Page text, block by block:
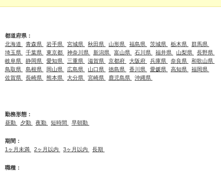
都道府県：
北海道
青森県 岩手県 宮城県 秋田県 山形県 福島県 茨城県 栃木県
群馬県
埼玉県
千葉県 東京都 神奈川県 新潟県 富山県 石川県 福井県 山梨県
長野県
岐阜県
静岡県 愛知県 三重県 滋賀県 京都府 大阪府 兵庫県 奈良県
和歌山県
鳥取県
島根県 岡山県 広島県 山口県 徳島県 香川県 愛媛県 高知県
福岡県
佐賀県
長崎県 熊本県 大分県 宮崎県 鹿児島県 沖縄県
勤務形態：
昼勤
夕勤 夜勤 短時間 早朝勤
期間：
1ヶ月未満
2ヶ月以内 3ヶ月以内 長期
職種：